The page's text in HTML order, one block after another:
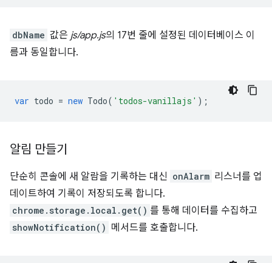
dbName 값은 js/app.js의 17번 줄에 설정된 데이터베이스 이
름과 동일합니다.
var todo = new Todo( 'todos-vanillajs' );
알림 만들기
단순히 콘솔에 새 알람을 기록하는 대신 onAlarm 리스너를 업
데이트하여 기록이 저장되도록 합니다.
chrome.storage.local.get() 를 통해 데이터를 수집하고
showNotification() 메서드를 호출합니다.